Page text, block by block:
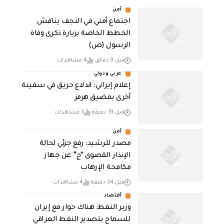
أمن
اجتماع أمني في النجف يناقش
الخطط الخاصة بزيارة ذكرى وفاة
الرسول (ص)
قبل 9 دقائق 4 مشاهدات
عربي ودولي
إعلام إيراني: اندلاع حريق في سفينة
أخرى بمضيق هرمز
قبل 19 دقيقة 3 مشاهدات
أمن
مصدر للرشيد: رفع جزئي لحالة
الإنذار القصوى “ج” عن جهاز
مكافحة الإرهاب
قبل 34 دقيقة 4 مشاهدات
أقتصاد
وزير النفط: هناك حوار مع إيران
للسماح بتصدير النفط العراقي